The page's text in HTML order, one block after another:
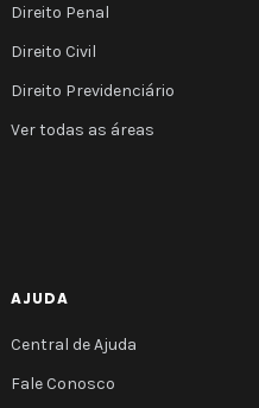
Direito Penal
Direito Civil
Direito Previdenciário
Ver todas as áreas
AJUDA
Central de Ajuda
Fale Conosco